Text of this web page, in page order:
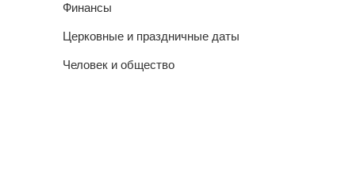
Финансы
Церковные и праздничные даты
Человек и общество